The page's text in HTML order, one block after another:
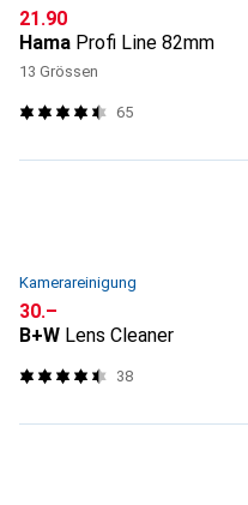
CHF
21.90
Hama Profi Line 82mm
13 Grössen
65
Kamerareinigung
CHF
30.–
B+W Lens Cleaner
38